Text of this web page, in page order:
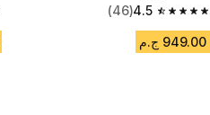
4.5
4.5 out of 5 stars from 46 reviews
(46)
949.00 ج.م